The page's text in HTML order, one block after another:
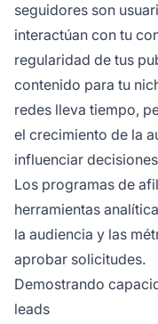
seguidores son
interactúan con tu
regularidad de tus
contenido para tu
redes lleva tiempo,
el crecimiento de la
influenciar
Los programas de
herramientas
la audiencia y las
aprobar solicitudes.
Demostrando
leads